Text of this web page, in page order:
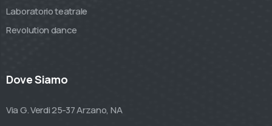
Laboratorio teatrale
Revolution dance
Dove Siamo
Via G. Verdi 25-37 Arzano, NA